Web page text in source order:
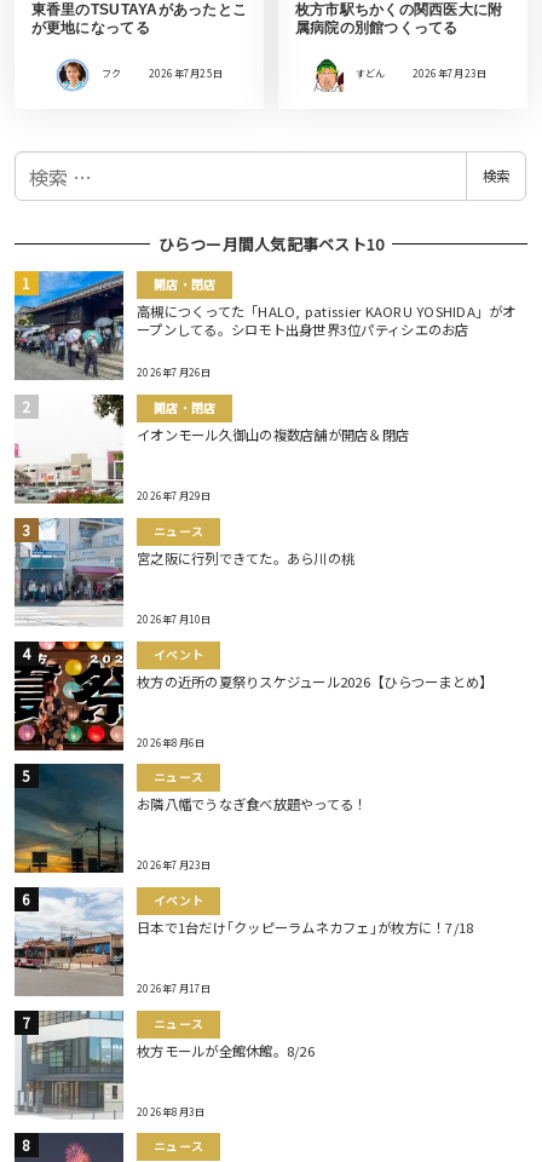
東香里のTSUTAYAがあったとこ
が更地になってる
フク 2026年7月25日
枚方市駅ちかくの関西医大に附
属病院の別館つくってる
すどん 2026年7月23日
検
検索
ひらつー月間人気記事ベスト10
開店・閉店
高槻につくってた「HALO, patissier KAORU YOSHIDA」がオ
ープンしてる。シロモト出身世界3位パティシエのお店
2026年7月26日
開店・閉店
イオンモール久御山の複数店舗が開店＆閉店
2026年7月29日
ニュース
宮之阪に行列できてた。あら川の桃
2026年7月10日
イベント
枚方の近所の夏祭りスケジュール2026【ひらつーまとめ】
2026年8月6日
ニュース
お隣八幡でうなぎ食べ放題やってる！
2026年7月23日
イベント
日本で1台だけ｢クッピーラムネカフェ｣が枚方に！7/18
2026年7月17日
ニュース
枚方モールが全館休館。8/26
2026年8月3日
ニュース